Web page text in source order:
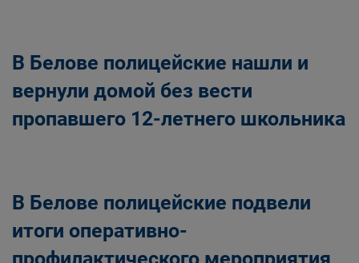
В Белове полицейские нашли и
вернули домой без вести
пропавшего 12-летнего школьника
В Белове полицейские подвели
итоги оперативно-
профилактического мероприятия